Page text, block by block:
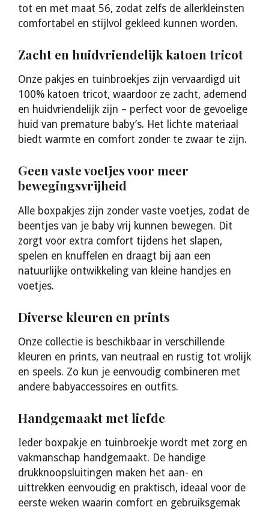
tot en met maat 56, zodat zelfs de allerkleinsten
comfortabel en stijlvol gekleed kunnen worden.
Zacht en huidvriendelijk katoen tricot
Onze pakjes en tuinbroekjes zijn vervaardigd uit
100% katoen tricot, waardoor ze zacht, ademend
en huidvriendelijk zijn – perfect voor de gevoelige
huid van premature baby’s. Het lichte materiaal
biedt warmte en comfort zonder te zwaar te zijn.
Geen vaste voetjes voor meer
bewegingsvrijheid
Alle boxpakjes zijn zonder vaste voetjes, zodat de
beentjes van je baby vrij kunnen bewegen. Dit
zorgt voor extra comfort tijdens het slapen,
spelen en knuffelen en draagt bij aan een
natuurlijke ontwikkeling van kleine handjes en
voetjes.
Diverse kleuren en prints
Onze collectie is beschikbaar in verschillende
kleuren en prints, van neutraal en rustig tot vrolijk
en speels. Zo kun je eenvoudig combineren met
andere babyaccessoires en outfits.
Handgemaakt met liefde
Ieder boxpakje en tuinbroekje wordt met zorg en
vakmanschap handgemaakt. De handige
drukknoopsluitingen maken het aan- en
uittrekken eenvoudig en praktisch, ideaal voor de
eerste weken waarin comfort en gebruiksgemak